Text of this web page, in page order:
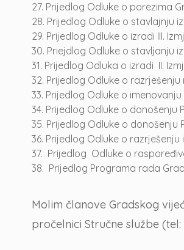
27. Prijedlog Odluke o porezima
28. Prijedlog Odluke o stavlajnju
29. Prijedlog Odluke o izradi III.
30. Priejdlog Odluke o stavljanju
31. Prijedlog Odluka o izradi II.
32. Prijedlog Odluke o
33. Prijedlog Odluke o
34. Prijedlog Odluke o donošenju
35. Prijedlog Odluke o donošenju
36. Prijedlog Odluke o
37. Prijedlog Odluke o
38. Prijedlog Programa rada
Molim članove Gradskog
pročelnici Stručne službe (tel: